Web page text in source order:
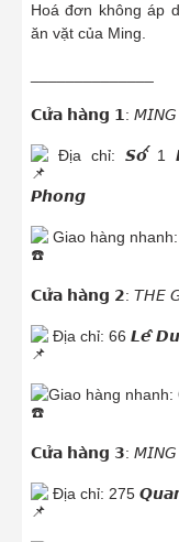
Hoá đơn không áp
ăn vặt của Ming.
𝗖𝘂̛̉𝗮 𝗵𝗮̀𝗻𝗴 𝟭:
Địa chỉ: 𝙎𝙤̂́ 1
𝙋𝙝𝙤𝙣𝙜
Giao hàng
𝗖𝘂̛̉𝗮 𝗵𝗮̀𝗻𝗴 𝟮: 𝘛𝘏𝘌
Địa chỉ: 66 𝙇𝙚̂
Giao hàng
𝗖𝘂̛̉𝗮 𝗵𝗮̀𝗻𝗴 𝟯: 𝘔𝘐𝘕𝘎
Địa chỉ: 275